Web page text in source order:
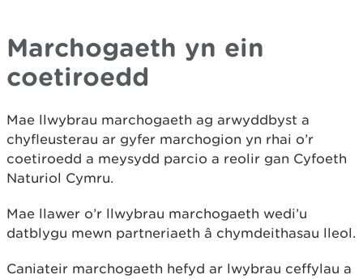
Marchogaeth yn ein
coetiroedd
Mae llwybrau marchogaeth ag arwyddbyst a
chyfleusterau ar gyfer marchogion yn rhai o’r
coetiroedd a meysydd parcio a reolir gan Cyfoeth
Naturiol Cymru.
Mae llawer o’r llwybrau marchogaeth wedi’u
datblygu mewn partneriaeth â chymdeithasau lleol.
Caniateir marchogaeth hefyd ar lwybrau ceffylau a